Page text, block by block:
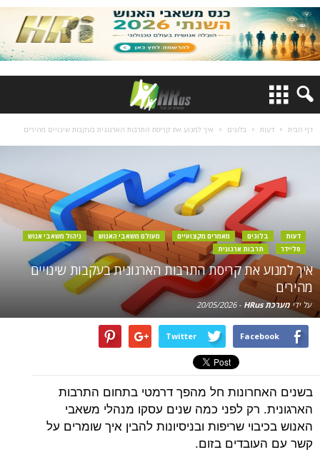
דף הבית דעות בלוגים איך למנוע את קריסת התרבות הארגונית בעקבות שינויים מהירים
דעות בלוגים מאמרים מקצועיים מעולם משאבי האנוש
ניהול משאבי אנוש
סליידר
תרבות ארגונית
איך למנוע את קריסת התרבות הארגונית בעקבות שינויים
מהירים
על ידי מערכת HRus -
20/05/2026
Facebook
Twitter
בשנים האחרונות חל מהפך דרמטי בתחום התרבות
הארגונית. רק לפני כמה שנים עסקו מנהלי משאבי
האנוש בכיבוי שריפות ובניסיונות להבין איך שומרים על
קשר עם העובדים בזום.